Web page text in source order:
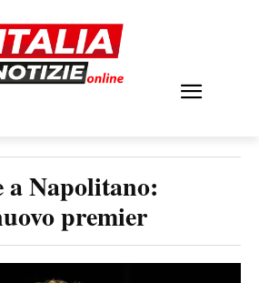
Napolitano:
premier